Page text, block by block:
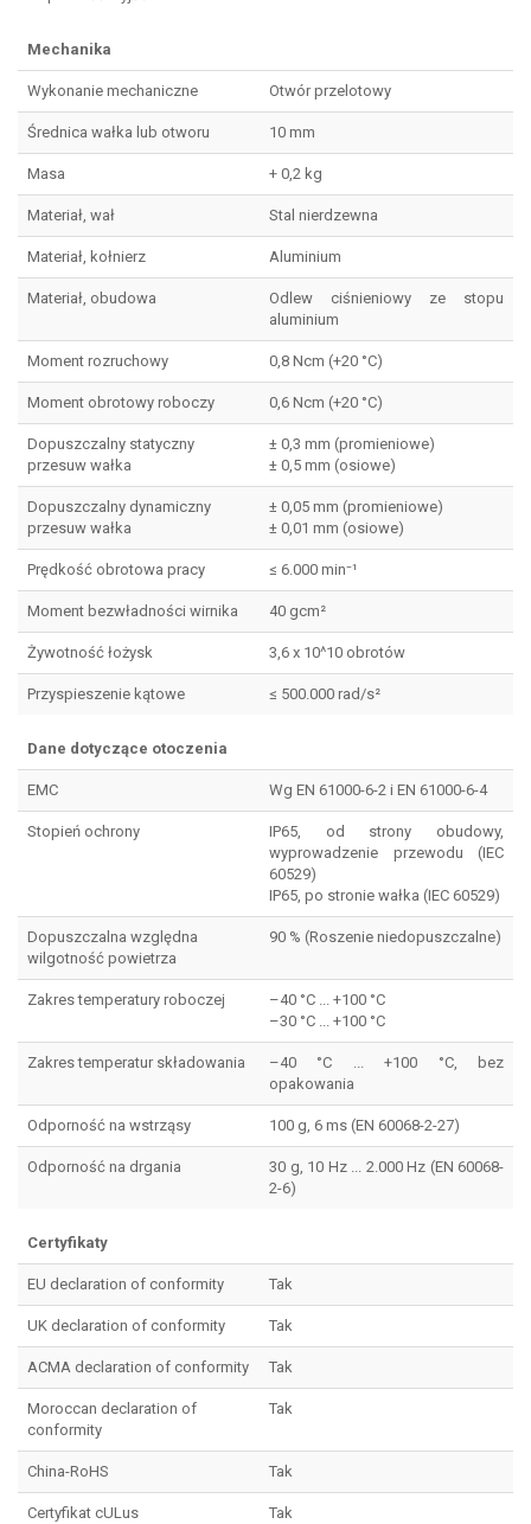
Mechanika
Wykonanie mechaniczne Otwór przelotowy
Średnica wałka lub otworu 10 mm
Masa + 0,2 kg
Materiał, wał Stal nierdzewna
Materiał, kołnierz Aluminium
Materiał, obudowa
Odlew ciśnieniowy ze stopu
aluminium
Moment rozruchowy 0,8 Ncm (+20 °C)
Moment obrotowy roboczy 0,6 Ncm (+20 °C)
Dopuszczalny statyczny
przesuw wałka
± 0,3 mm (promieniowe)
± 0,5 mm (osiowe)
Dopuszczalny dynamiczny
przesuw wałka
± 0,05 mm (promieniowe)
± 0,01 mm (osiowe)
Prędkość obrotowa pracy ≤ 6.000 min⁻¹
Moment bezwładności wirnika 40 gcm²
Żywotność łożysk 3,6 x 10^10 obrotów
Przyspieszenie kątowe ≤ 500.000 rad/s²
Dane dotyczące otoczenia
EMC Wg EN 61000-6-2 i EN 61000-6-4
Stopień ochrony
IP65, od strony obudowy,
wyprowadzenie przewodu (IEC
60529)
IP65, po stronie wałka (IEC 60529)
Dopuszczalna względna
wilgotność powietrza
90 % (Roszenie niedopuszczalne)
Zakres temperatury roboczej
–40 °C ... +100 °C
–30 °C ... +100 °C
Zakres temperatur składowania
–40 °C ... +100 °C, bez
opakowania
Odporność na wstrząsy 100 g, 6 ms (EN 60068-2-27)
Odporność na drgania
30 g, 10 Hz ... 2.000 Hz (EN 60068-
2-6)
Certyfikaty
EU declaration of conformity Tak
UK declaration of conformity Tak
ACMA declaration of conformity Tak
Moroccan declaration of
conformity
Tak
China-RoHS Tak
Certyfikat cULus Tak